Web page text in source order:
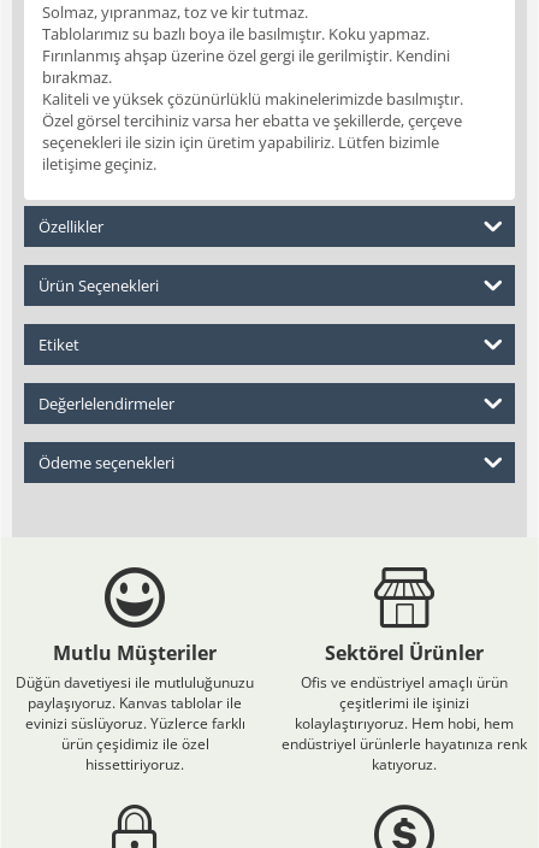
Solmaz, yıpranmaz, toz ve kir tutmaz.
Tablolarımız su bazlı boya ile basılmıştır. Koku yapmaz.
Fırınlanmış ahşap üzerine özel gergi ile gerilmiştir. Kendini
bırakmaz.
Kaliteli ve yüksek çözünürlüklü makinelerimizde basılmıştır.
Özel görsel tercihiniz varsa her ebatta ve şekillerde, çerçeve
seçenekleri ile sizin için üretim yapabiliriz. Lütfen bizimle
iletişime geçiniz.
Özellikler
Ürün Seçenekleri
Etiket
Değerlelendirmeler
Ödeme seçenekleri
Mutlu Müşteriler
Düğün davetiyesi ile mutluluğunuzu
paylaşıyoruz. Kanvas tablolar ile
evinizi süslüyoruz. Yüzlerce farklı
ürün çeşidimiz ile özel
hissettiriyoruz.
Sektörel Ürünler
Ofis ve endüstriyel amaçlı ürün
çeşitlerimi ile işinizi
kolaylaştırıyoruz. Hem hobi, hem
endüstriyel ürünlerle hayatınıza renk
katıyoruz.